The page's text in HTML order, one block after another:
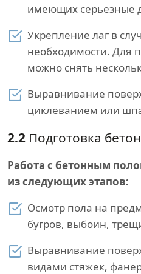
имеющих серьезные
Укрепление лаг в
необходимости. Для
можно снять
Выравнивание
циклеванием или
2.2 Подготовка
Работа с бетонным
из следующих этапов:
Осмотр пола на
бугров, выбоин,
Выравнивание
видами стяжек,